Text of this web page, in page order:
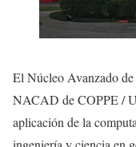
El Núcleo Avanzado
NACAD de COPPE /
aplicación de la